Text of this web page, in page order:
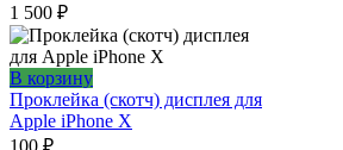
1 500 ₽
В корзину
Проклейка (скотч) дисплея для
Apple iPhone X